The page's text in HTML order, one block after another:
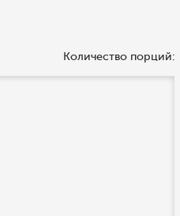
Количество порций: